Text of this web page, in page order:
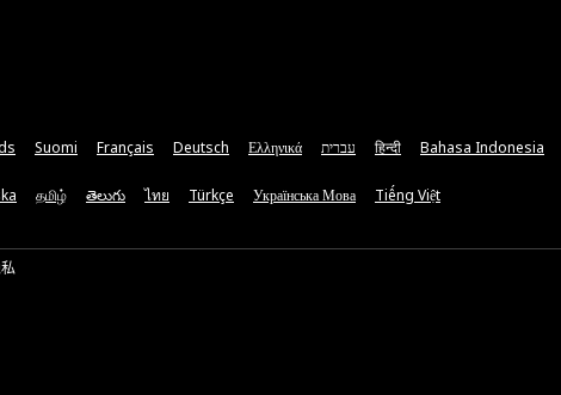
Suomi Français Deutsch Ελληνικά עברית हिन्दी Bahasa Indonesia
தமிழ் తెలుగు ไทย Türkçe Українська Мова Tiếng Việt